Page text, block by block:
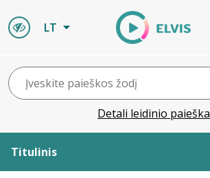
LT
Detali leidinio paieška
Titulinis